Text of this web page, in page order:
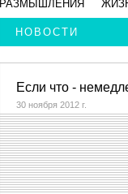
РАЗМЫШЛЕНИЯ
НОВОСТИ
Если что -
30 ноября 2012 г.